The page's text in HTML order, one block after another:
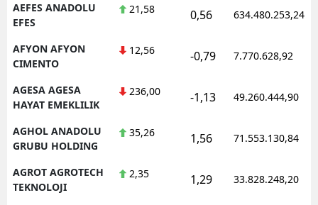
AEFES ANADOLU
EFES
21,58 0,56 634.480.253,24
AFYON AFYON
CIMENTO
12,56 -0,79 7.770.628,92
AGESA AGESA
HAYAT EMEKLILIK
236,00 -1,13 49.260.444,90
AGHOL ANADOLU
GRUBU HOLDING
35,26 1,56 71.553.130,84
AGROT AGROTECH
TEKNOLOJI
2,35 1,29 33.828.248,20